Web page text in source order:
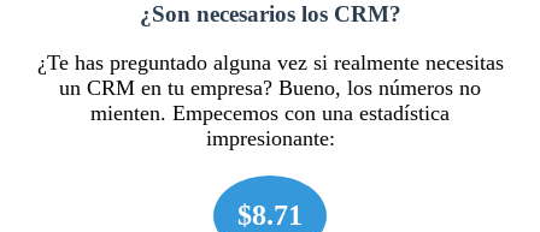
¿Son necesarios los CRM?
¿Te has preguntado alguna vez si realmente necesitas
un CRM en tu empresa? Bueno, los números no
mienten. Empecemos con una estadística
impresionante:
$8.71